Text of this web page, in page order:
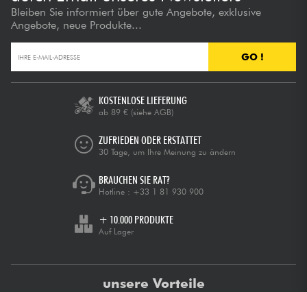
Bleiben Sie informiert über gute Angebote, exklusive
Angebote, neue Produkte...
GO !
KOSTENLOSE LIEFERUNG
ab 89 € (siehe AGB)
ZUFRIEDEN ODER ERSTATTET
30 Tage, um Ihre Meinung zu ändern
BRAUCHEN SIE RAT?
Hotline : +33 1 81 930 900
+ 10.000 PRODUKTE
Auf Lager
unsere Vorteile